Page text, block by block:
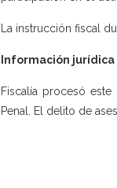
La instrucción fiscal
Información jurídica
Fiscalía procesó
Penal. El delito de